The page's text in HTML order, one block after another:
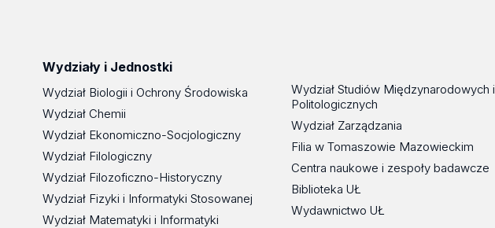
Wydziały i Jednostki
Wydział Biologii i Ochrony Środowiska
Wydział Chemii
Wydział Ekonomiczno-Socjologiczny
Wydział Filologiczny
Wydział Filozoficzno-Historyczny
Wydział Fizyki i Informatyki Stosowanej
Wydział Matematyki i Informatyki
Wydział Studiów Międzynarodowych i
Politologicznych
Wydział Zarządzania
Filia w Tomaszowie Mazowieckim
Centra naukowe i zespoły badawcze
Biblioteka UŁ
Wydawnictwo UŁ